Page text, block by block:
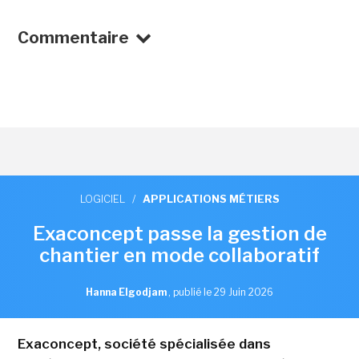
Commentaire
LOGICIEL / APPLICATIONS MÉTIERS
Exaconcept passe la gestion de
chantier en mode collaboratif
Hanna Elgodjam , publié le 29 Juin 2026
Exaconcept, société spécialisée dans